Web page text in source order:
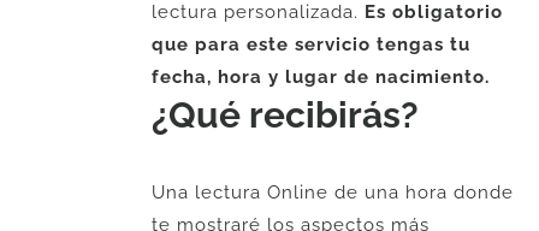
lectura personalizada. Es obligatorio
que para este servicio tengas tu
fecha, hora y lugar de nacimiento.
¿Qué recibirás?
Una lectura Online de una hora donde
te mostraré los aspectos más